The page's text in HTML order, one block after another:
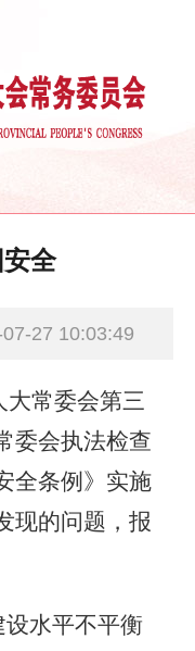
全
27 10:03:49
常委会第三
委会执法检查
全条例》实施
现的问题，报
水平不平衡